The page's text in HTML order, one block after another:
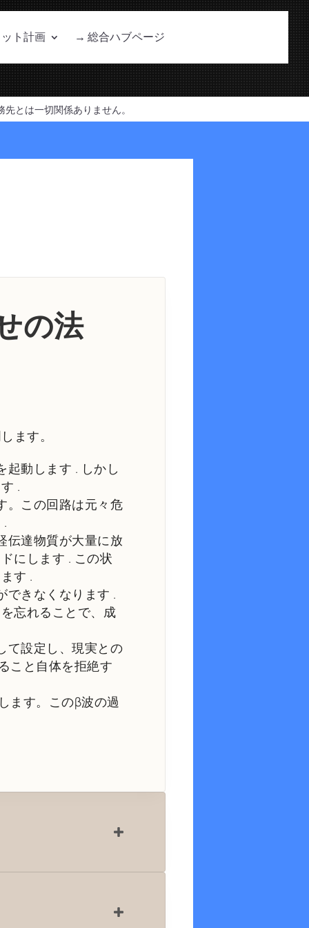
ト計画 → 総合ハブページ
とは一切関係ありません。
の法
ます。
起動します . しかし
.
。この回路は元々危
.
伝達物質が大量に放
にします . この状
す .
できなくなります .
忘れることで、成
て設定し、現実との
こと自体を拒絶す
ます。このβ波の過